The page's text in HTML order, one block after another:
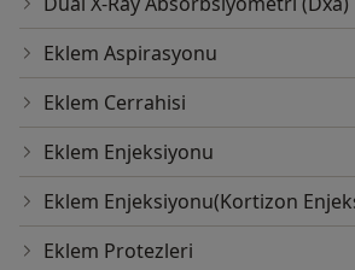
Eklem Aspirasyonu
Eklem Cerrahisi
Eklem Enjeksiyonu
Eklem Enjeksiyonu(Kortizon
Eklem Protezleri